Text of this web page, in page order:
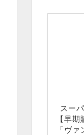
スー
【早
「ヴ